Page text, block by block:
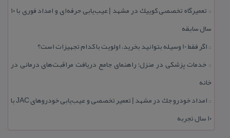
::
تعمیرگاه تخصصی كوییك در مشهد | عیب‌یابی حرفه‌ای و امداد فوری با ۱۰
سال سابقه
:: اگر فقط 10 وسیله بتوانید بخرید، اولویت با كدام تجهیزات است؟
:: خدمات پزشكی در منزل؛ راهنمای جامع دریافت مراقبت‌های درمانی در
خانه
::
امداد خودرو جك در مشهد | تعمیر تخصصی و عیب‌یابی خودروهای JAC با
۱۰ سال تجربه